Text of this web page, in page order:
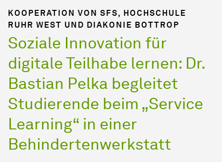
KOOPERATION VON SFS, HOCHSCHULE
RUHR WEST UND DIAKONIE BOTTROP
Soziale Innovation für
digitale Teilhabe lernen: Dr.
Bastian Pelka begleitet
Studierende beim „Service
Learning“ in einer
Behindertenwerkstatt